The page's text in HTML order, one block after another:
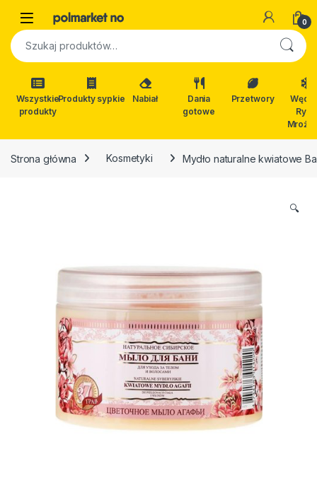
Open 0
Szukaj:
Wszystkie
produkty
Produkty sypkie Nabiał
Dania
gotowe
Przetwory
Ryby
Strona główna Kosmetyki Mydło naturalne kwiatowe
🔍